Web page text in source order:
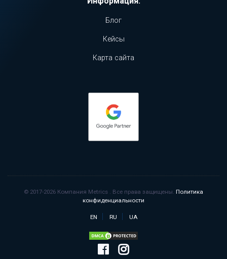
Блог
Кейсы
Карта сайта
© 2017-2026 Компания Metrics . Все права защищены. Политика
конфиденциальности